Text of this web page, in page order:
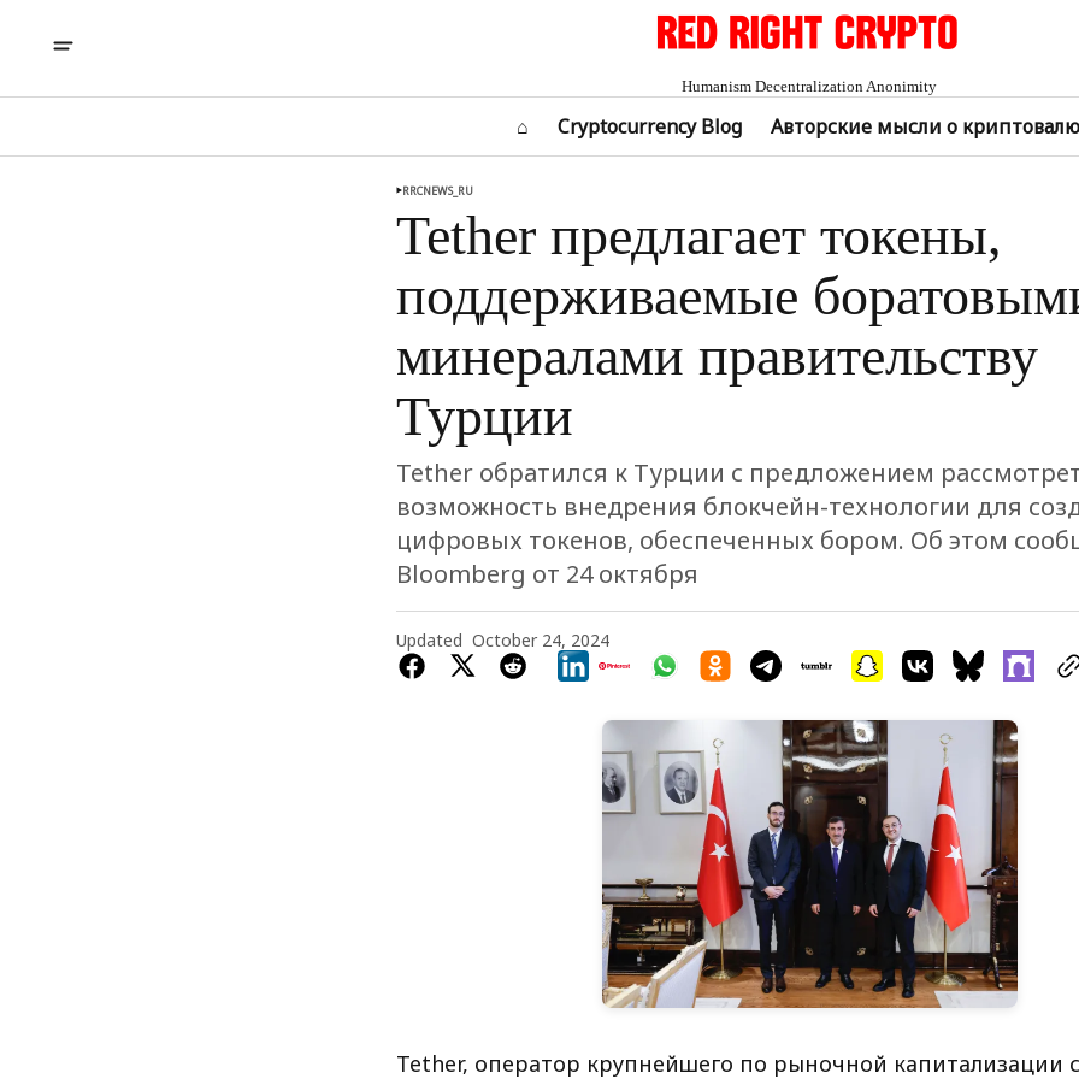
Humanism Decentralization Anonimity
⌂ Cryptocurrency Blog Авторские мысли о
RRCNEWS_RU
Tether предлагает токены,
поддерживаемые
минералами правительству
Турции
Tether обратился к Турции с предложением
возможность внедрения блокчейн-технологии для
цифровых токенов, обеспеченных бором. Об этом
Bloomberg от 24 октября
Updated October 24, 2024
Tether, оператор крупнейшего по рыночной капитализации